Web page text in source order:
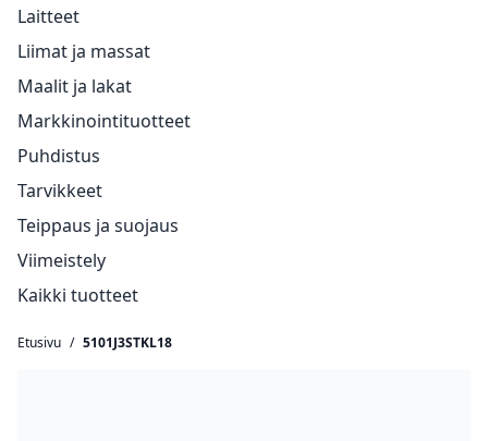
Laitteet
Liimat ja massat
Maalit ja lakat
Markkinointituotteet
Puhdistus
Tarvikkeet
Teippaus ja suojaus
Viimeistely
Kaikki tuotteet
Etusivu / 5101J3STKL18